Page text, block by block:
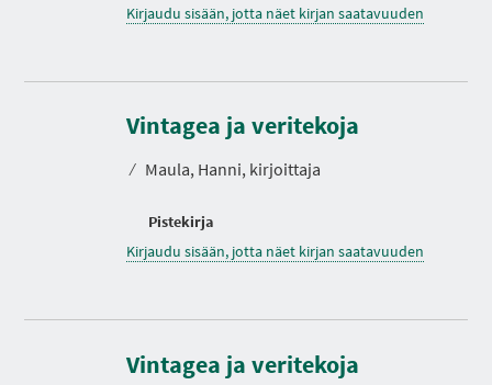
Kirjaudu sisään, jotta näet kirjan saatavuuden
Vintagea ja veritekoja
⁄ Maula, Hanni, kirjoittaja
Pistekirja
Kirjaudu sisään, jotta näet kirjan saatavuuden
Vintagea ja veritekoja